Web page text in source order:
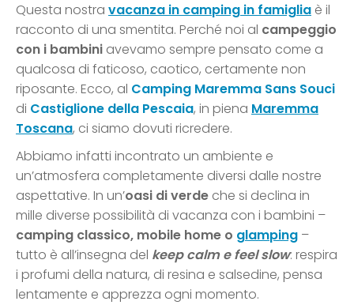
Questa nostra vacanza in camping in famiglia è il
racconto di una smentita. Perché noi al campeggio
con i bambini avevamo sempre pensato come a
qualcosa di faticoso, caotico, certamente non
riposante. Ecco, al Camping Maremma Sans Souci
di Castiglione della Pescaia, in piena Maremma
Toscana, ci siamo dovuti ricredere.
Abbiamo infatti incontrato un ambiente e
un’atmosfera completamente diversi dalle nostre
aspettative. In un’oasi di verde che si declina in
mille diverse possibilità di vacanza con i bambini –
camping classico, mobile home o glamping –
tutto è all’insegna del keep calm e feel slow: respira
i profumi della natura, di resina e salsedine, pensa
lentamente e apprezza ogni momento.